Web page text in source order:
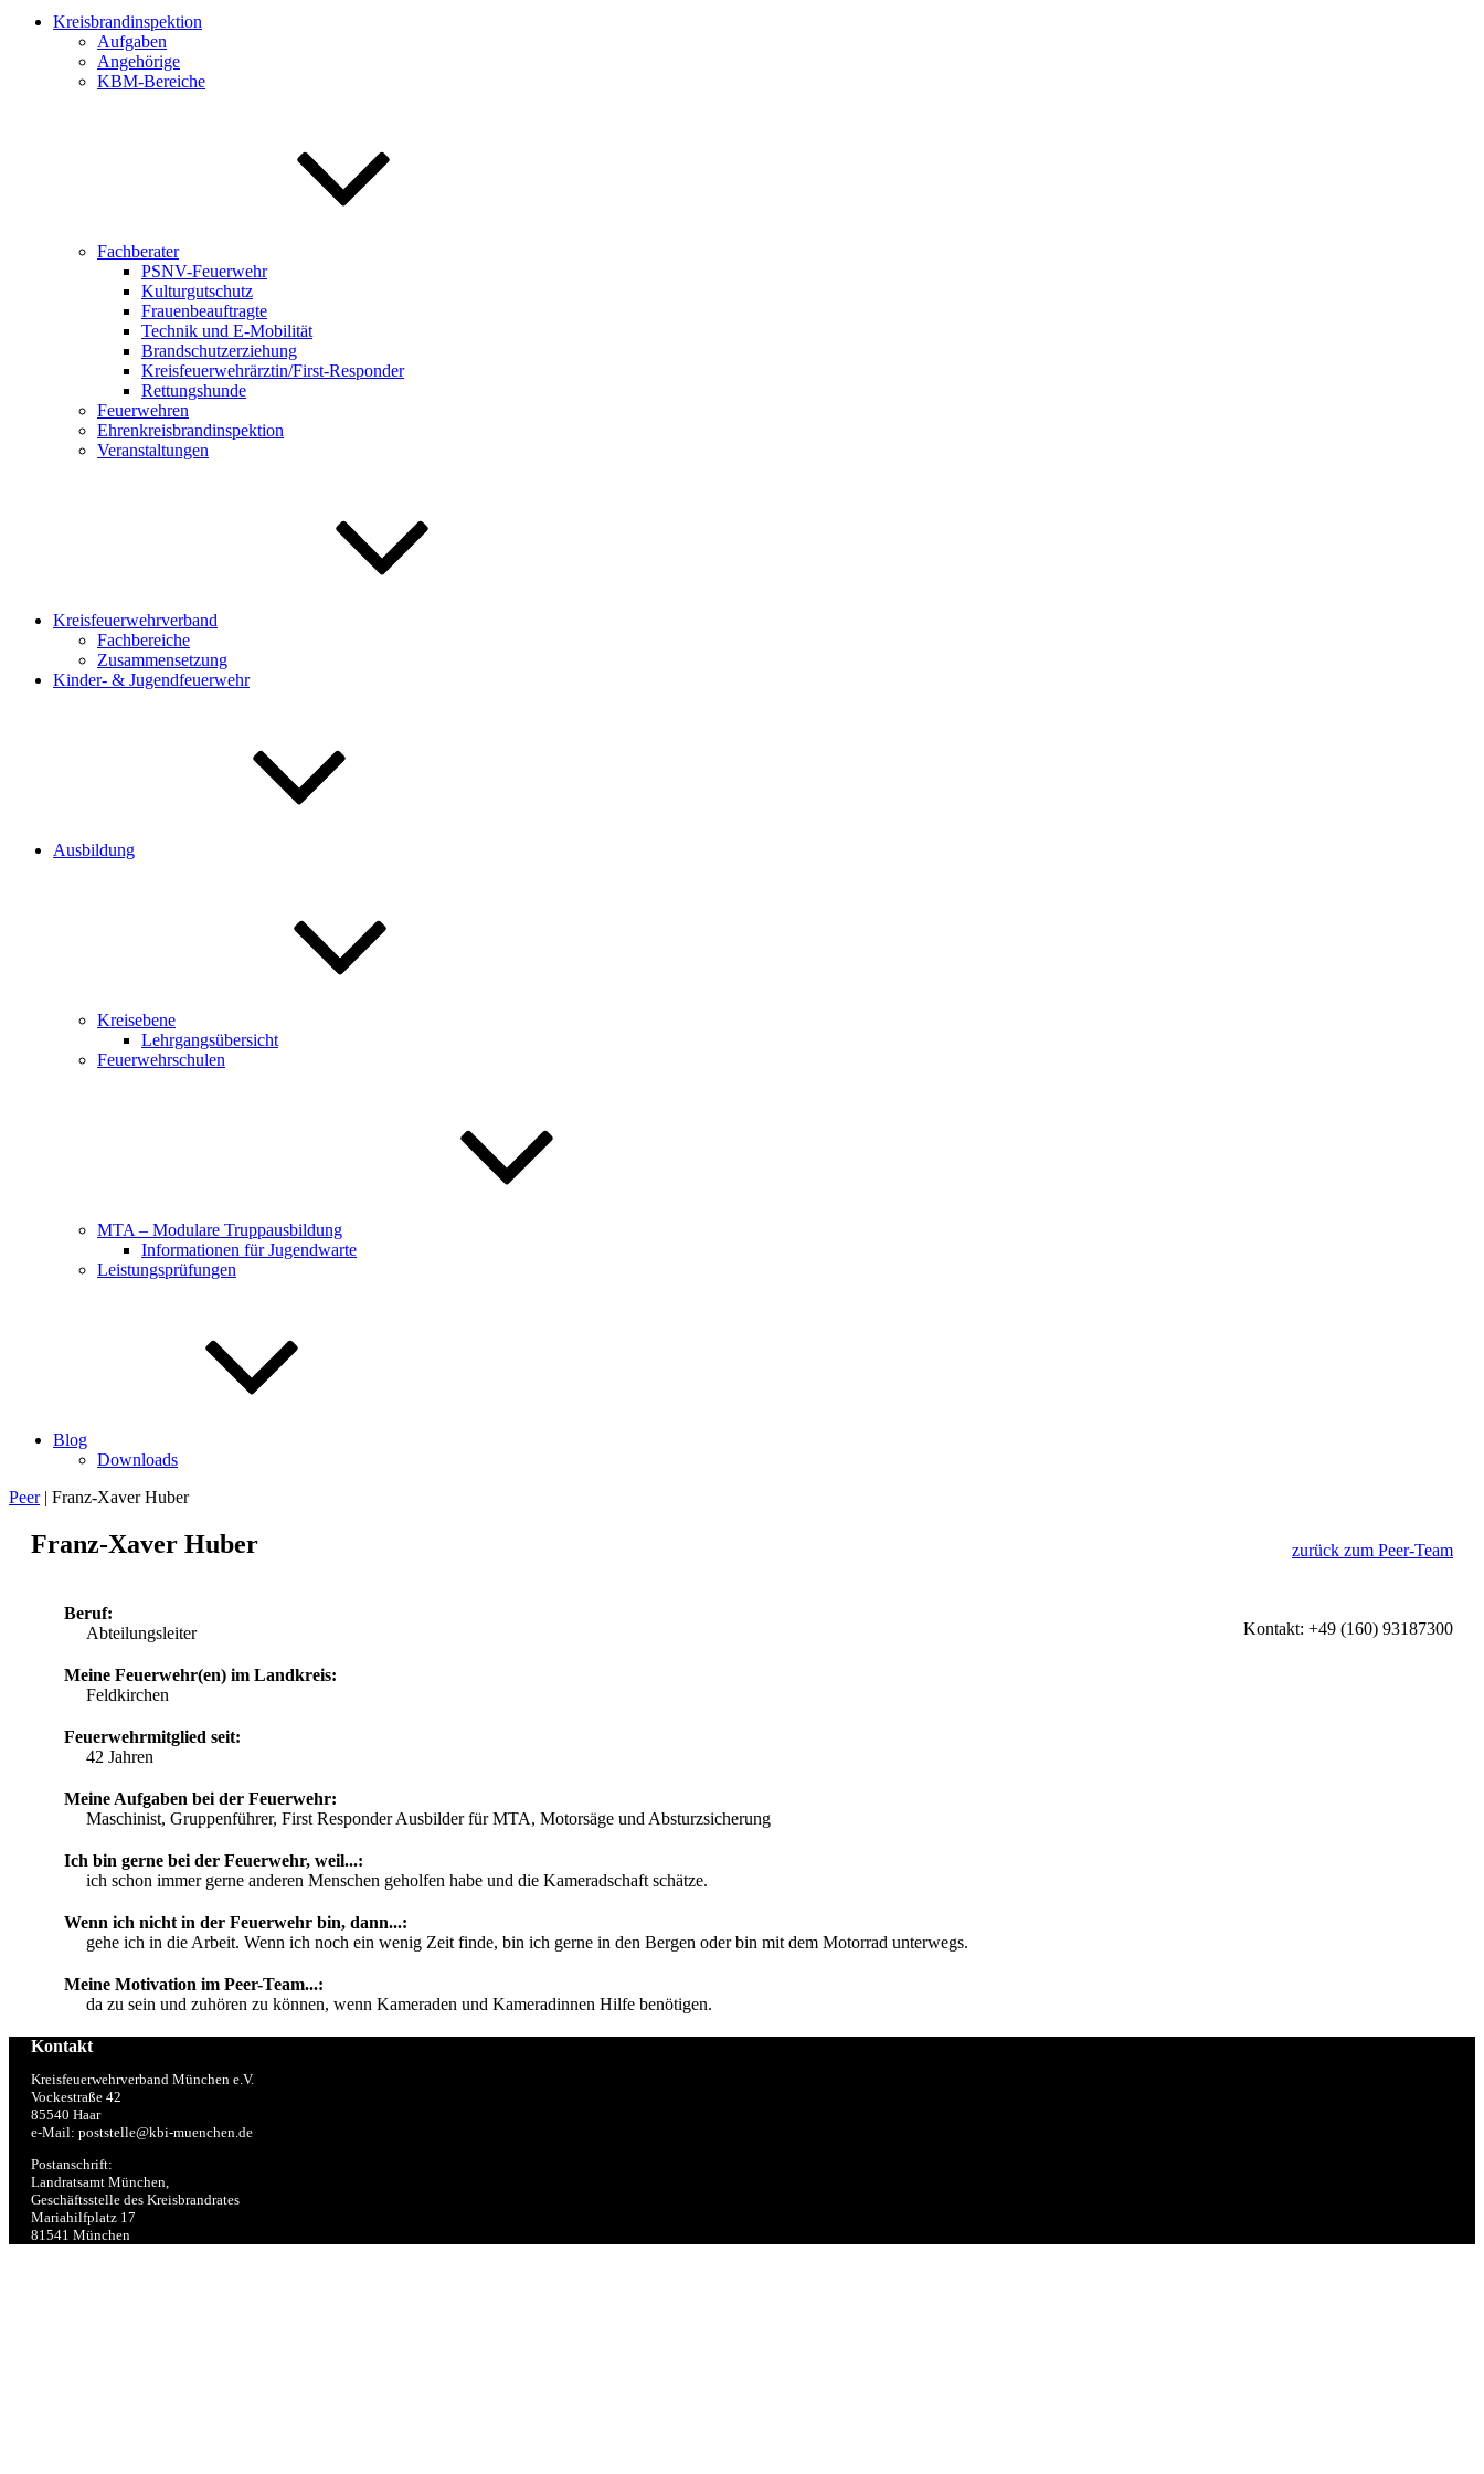
Kreisbrandinspektion
Aufgaben
Angehörige
KBM-Bereiche
Fachberater
PSNV-Feuerwehr
Kulturgutschutz
Frauenbeauftragte
Technik und E-Mobilität
Brandschutzerziehung
Kreisfeuerwehrärztin/First-Responder
Rettungshunde
Feuerwehren
Ehrenkreisbrandinspektion
Veranstaltungen
Kreisfeuerwehrverband
Fachbereiche
Zusammensetzung
Kinder- & Jugendfeuerwehr
Ausbildung
Kreisebene
Lehrgangsübersicht
Feuerwehrschulen
MTA – Modulare Truppausbildung
Informationen für Jugendwarte
Leistungsprüfungen
Blog
Downloads
Peer| Franz-Xaver Huber
zurück zum Peer-Team
Franz-Xaver Huber
Kontakt: +49 (160) 93187300
Beruf:
Abteilungsleiter
Meine Feuerwehr(en) im Landkreis:
Feldkirchen
Feuerwehrmitglied seit:
42 Jahren
Meine Aufgaben bei der Feuerwehr:
Maschinist, Gruppenführer, First Responder Ausbilder für MTA, Motorsäge und Absturzsicherung
Ich bin gerne bei der Feuerwehr, weil...:
ich schon immer gerne anderen Menschen geholfen habe und die Kameradschaft schätze.
Wenn ich nicht in der Feuerwehr bin, dann...:
gehe ich in die Arbeit. Wenn ich noch ein wenig Zeit finde, bin ich gerne in den Bergen oder bin mit dem Motorrad unterwegs.
Meine Motivation im Peer-Team...:
da zu sein und zuhören zu können, wenn Kameraden und Kameradinnen Hilfe benötigen.
Kontakt
Kreisfeuerwehrverband München e.V.
Vockestraße 42
85540 Haar
e-Mail: poststelle@kbi-muenchen.de
Postanschrift:
Landratsamt München,
Geschäftsstelle des Kreisbrandrates
Mariahilfplatz 17
81541 München